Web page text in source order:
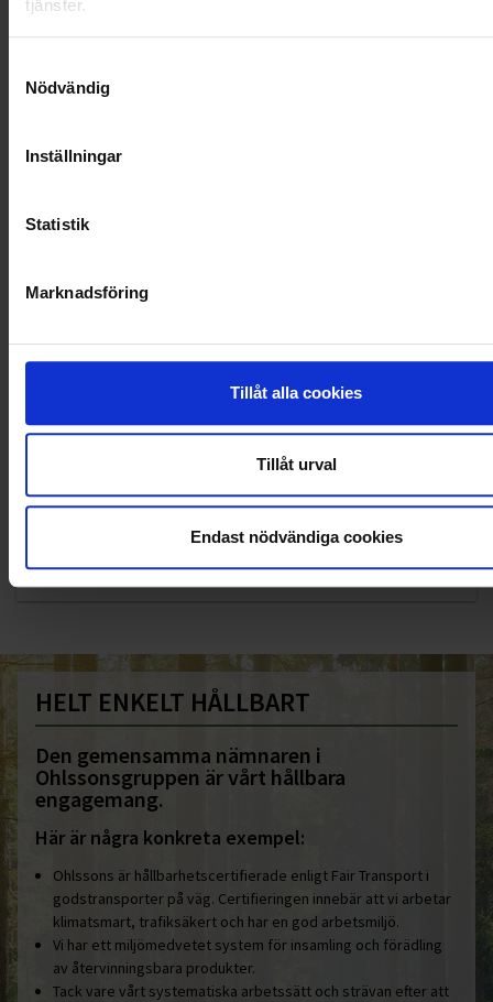
tjänster.
Nödvändig
Inställningar
Statistik
Marknadsföring
Tillåt alla cookies
Tillåt urval
Endast nödvändiga cookies
SOCIALT ANSVAR
KUNDTJÄNST
info@ohlssons.se
HELT ENKELT HÅLLBART
Den gemensamma nämnaren i
Ohlssonsgruppen är vårt hållbara
engagemang.
Här är några konkreta exempel:
Ohlssons är hållbarhetscertifierade enligt Fair Transport i
godstransporter på väg. Certifieringen innebär att vi arbetar
klimatsmart, trafiksäkert och har en god arbetsmiljö.
Vi har ett miljömedvetet system för insamling och förädling
av återvinningsbara produkter.
Tack vare vårt systematiska arbetssätt och strävan efter att